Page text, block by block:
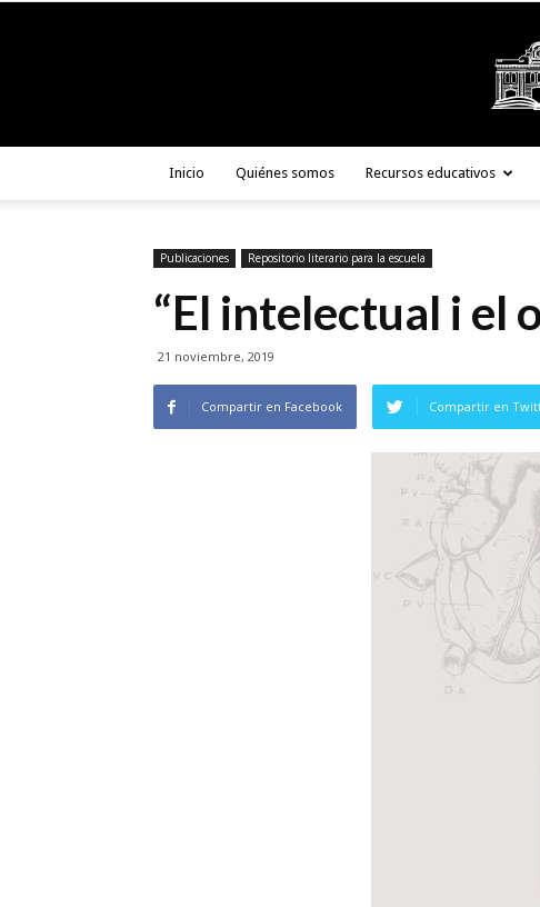
Inicio Quiénes somos Recursos educativos
Publicaciones Repositorio literario para la escuela
“El intelectual i el
21 noviembre, 2019
Compartir en Facebook Compartir en